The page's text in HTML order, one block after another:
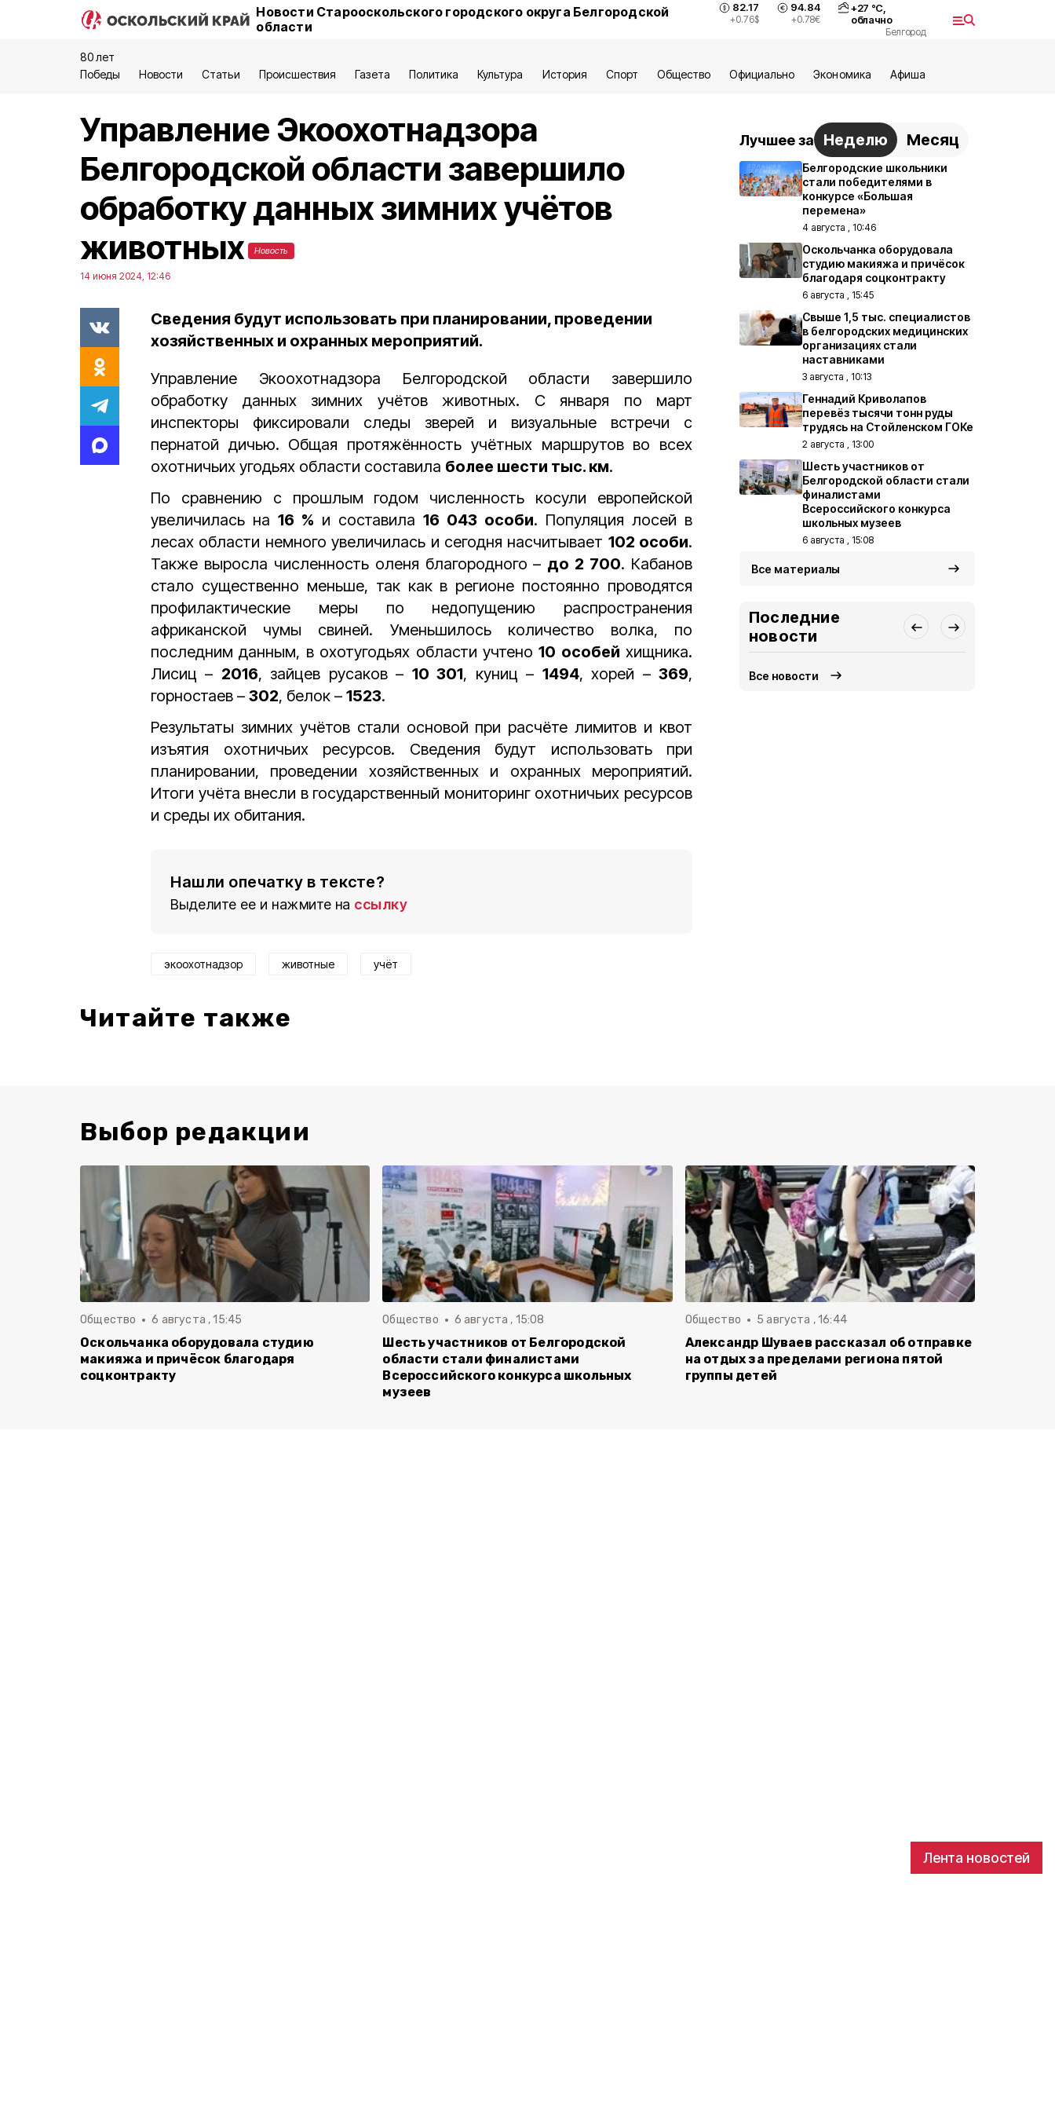
Новости Старооскольского городского округа Белгородской
области
82.17
+0.76$
94.84
+0.78€
+27 °С,
облачно
Белгород
80 лет
Победы
Новости Статьи Происшествия Газета Политика Культура История Спорт Общество Официально Экономика Aфиша
Лента новостей
Управление Экоохотнадзора
Белгородской области завершило
обработку данных зимних учётов
животных
Новость
14 июня 2024, 12:46
Сведения будут использовать при планировании, проведении
хозяйственных и охранных мероприятий.
Управление Экоохотнадзора Белгородской области завершило
обработку данных зимних учётов животных. С января по март
инспекторы фиксировали следы зверей и визуальные встречи с
пернатой дичью. Общая протяжённость учётных маршрутов во всех
охотничьих угодьях области составила более шести тыс. км.
По сравнению с прошлым годом численность косули европейской
увеличилась на 16 % и составила 16 043 особи. Популяция лосей в
лесах области немного увеличилась и сегодня насчитывает 102 особи.
Также выросла численность оленя благородного – до 2 700. Кабанов
стало существенно меньше, так как в регионе постоянно проводятся
профилактические меры по недопущению распространения
африканской чумы свиней. Уменьшилось количество волка, по
последним данным, в охотугодьях области учтено10 особей хищника.
Лисиц – 2016, зайцев русаков – 10 301, куниц – 1494, хорей –369,
горностаев – 302, белок – 1523.
Результаты зимних учётов стали основой при расчёте лимитов и квот
изъятия охотничьих ресурсов. Сведения будут использовать при
планировании, проведении хозяйственных и охранных мероприятий.
Итоги учёта внесли в государственный мониторинг охотничьих ресурсов
и среды их обитания.
Нашли опечатку в тексте?
Выделите ее и нажмите на ссылку
экоохотнадзор животные учёт
Читайте также
Лучшее за Неделю Месяц
Белгородские школьники
стали победителями в
конкурсе «Большая
перемена»
4 августа , 10:46
Оскольчанка оборудовала
студию макияжа и причёсок
благодаря соцконтракту
6 августа , 15:45
Свыше 1,5 тыс. специалистов
в белгородских медицинских
организациях стали
наставниками
3 августа , 10:13
Геннадий Криволапов
перевёз тысячи тонн руды
трудясь на Стойленском ГОКе
2 августа , 13:00
Шесть участников от
Белгородской области стали
финалистами
Всероссийского конкурса
школьных музеев
6 августа , 15:08
Все материалы
Последние
новости
Все новости
Выбор редакции
Общество 6 августа , 15:45
Оскольчанка оборудовала студию
макияжа и причёсок благодаря
соцконтракту
Общество 6 августа , 15:08
Шесть участников от Белгородской
области стали финалистами
Всероссийского конкурса школьных
музеев
Общество 5 августа , 16:44
Александр Шуваев рассказал об отправке
на отдых за пределами региона пятой
группы детей